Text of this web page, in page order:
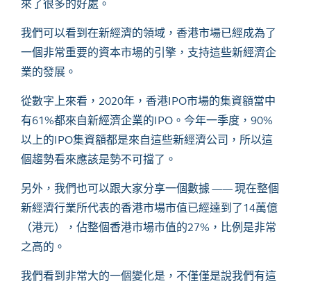
來了很多的好處。
我們可以看到在新經濟的領域，香港市場已經成為了
一個非常重要的資本市場的引擎，支持這些新經濟企
業的發展。
從數字上來看， 2020年，香港IPO市場的集資額當中
有61%都來自新經濟企業的IPO。今年一季度，90%
以上的IPO集資額都是來自這些新經濟公司，所以這
個趨勢看來應該是勢不可擋了。
另外，我們也可以跟大家分享一個數據 —— 現在整個
新經濟行業所代表的香港市場市值已經達到了14萬億
（港元），佔整個香港市場市值的27%，比例是非常
之高的。
我們看到非常大的一個變化是，不僅僅是說我們有這